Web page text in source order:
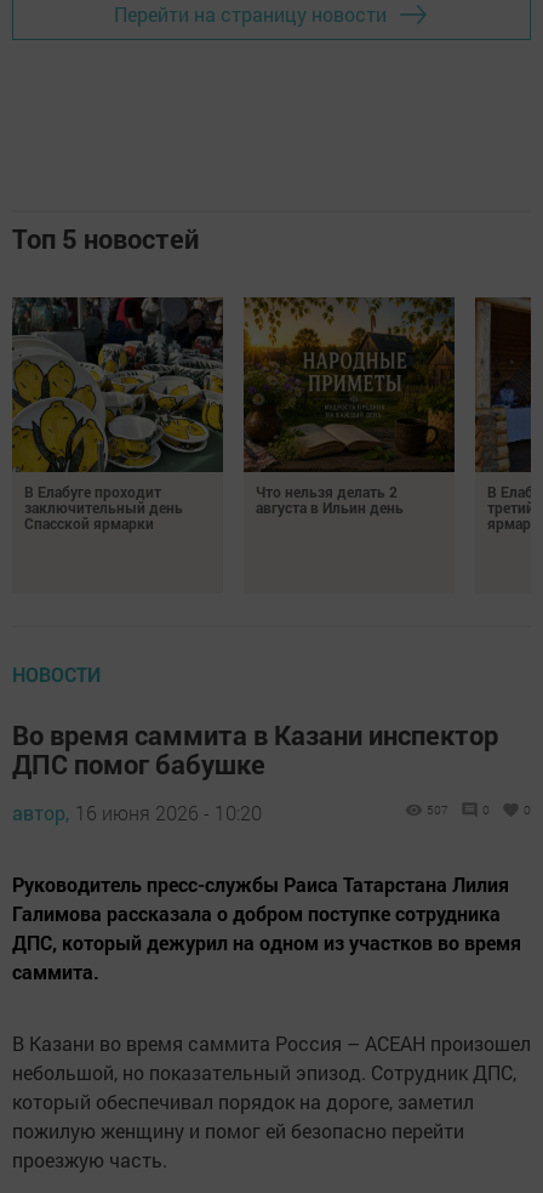
Перейти на страницу новости
Топ 5 новостей
В Елабуге проходит
заключительный день
Спасской ярмарки
Что нельзя делать 2
августа в Ильин день
В
третий
НОВОСТИ
Во время саммита в Казани инспектор
ДПС помог бабушке
автор, 16 июня 2026 - 10:20 507 0 0
Руководитель пресс-службы Раиса Татарстана Лилия
Галимова рассказала о добром поступке сотрудника
ДПС, который дежурил на одном из участков во время
саммита.
В Казани во время саммита Россия – АСЕАН произошел
небольшой, но показательный эпизод. Сотрудник ДПС,
который обеспечивал порядок на дороге, заметил
пожилую женщину и помог ей безопасно перейти
проезжую часть.